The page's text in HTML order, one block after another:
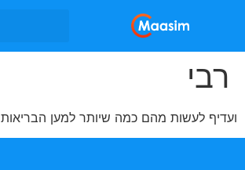
רבי
ועדיף לעשות מהם כמה שיותר למען הבריאות